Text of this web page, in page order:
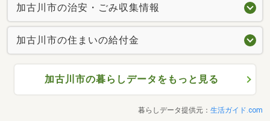
加古川市の治安・ごみ収集情報
加古川市の住まいの給付金
加古川市の暮らしデータをもっと見る
暮らしデータ提供元： 生活ガイド.com